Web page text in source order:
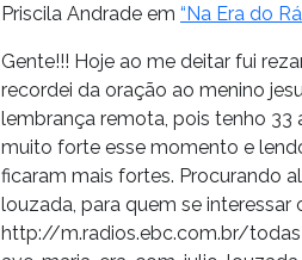
Priscila Andrade em “Na Era do
Gente!!! Hoje ao me deitar fui
recordei da oração ao menino
lembrança remota, pois tenho 33
muito forte esse momento e
ficaram mais fortes. Procurando
louzada, para quem se interessar
http://m.radios.ebc.com.br/